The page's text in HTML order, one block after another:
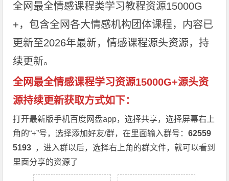
全网最全情感课程类学习教程资源15000G
+，包含全网各大情感机构团体课程，内容已
更新至2026年最新，情感课程源头资源，持
续更新。
全网最全情感课程学习资源15000G+源头资
源持续更新获取方式如下：
打开最新版手机百度网盘app，选择共享，选择屏幕右上
角的“+”号，选择添加好友/群，在里面输入群号：62559
5193 ，进入群以后，选择右上角的群文件，就可以看到
里面分享的资源了